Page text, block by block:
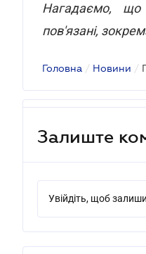
Нагадаємо, що
пов'язані,
Головна / Новини /
Залиште
Увійдіть, щоб